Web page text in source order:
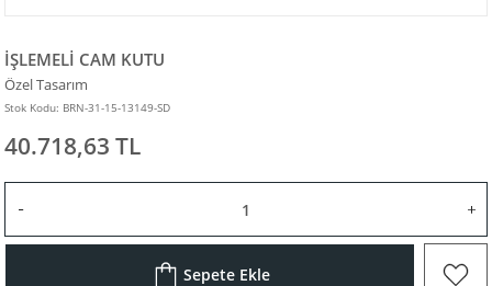
İŞLEMELİ CAM KUTU
Özel Tasarım
Stok Kodu: BRN-31-15-13149-SD
40.718,63 TL
Sepete Ekle